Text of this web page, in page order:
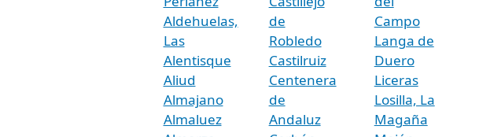
Aldehuelas,
Las
Alentisque
Aliud
Almajano
Almaluez
de
Robledo
Castilruiz
Centenera
de
Andaluz
Campo
Langa de
Duero
Liceras
Losilla, La
Magaña